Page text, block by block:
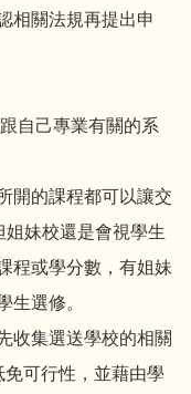
相關法規再提出申
自己專業有關的系
開的課程都可以讓交
妹校還是會視學生
程或學分數，有姐妹
生選修。
收集選送學校的相關
可行性，並藉由學